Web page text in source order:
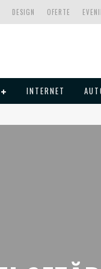
OFERTE
DESIGN
INTERNET